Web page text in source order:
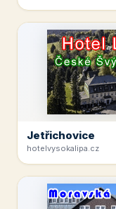
Jetřichovice
hotelvysokalipa.cz